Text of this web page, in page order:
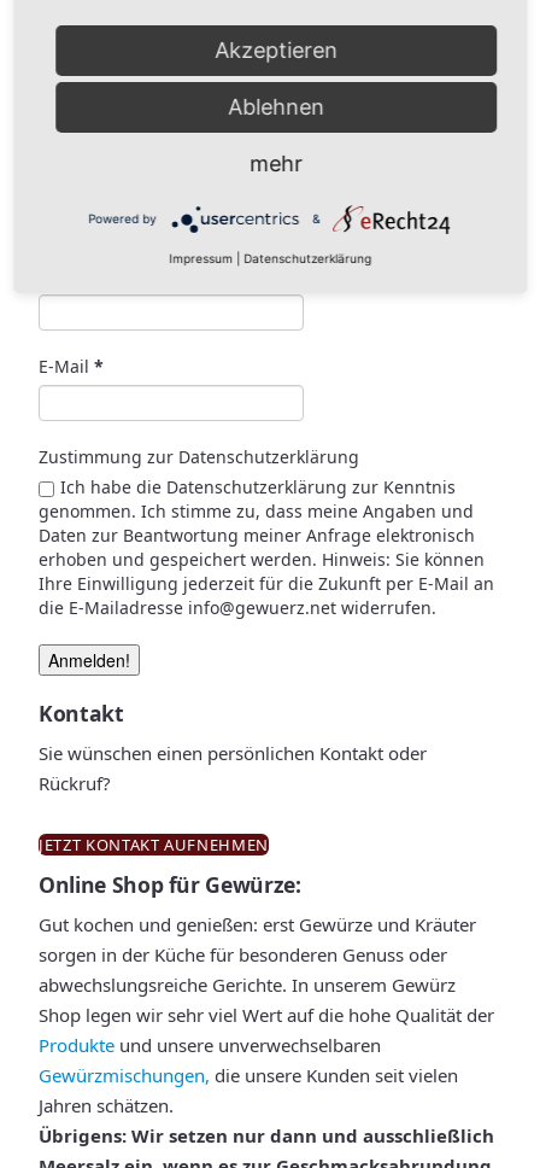
Dieses Produkt weist mehrere Varianten auf. Die
Optionen können auf der Produktseite gewählt
werden
Melde Sie sich für unseren Newsletter an
E-Mail *
Zustimmung zur Datenschutzerklärung
Ich habe die Datenschutzerklärung zur Kenntnis
genommen. Ich stimme zu, dass meine Angaben und
Daten zur Beantwortung meiner Anfrage elektronisch
erhoben und gespeichert werden. Hinweis: Sie können
Ihre Einwilligung jederzeit für die Zukunft per E-Mail an
die E-Mailadresse info@gewuerz.net widerrufen.
Kontakt
Sie wünschen einen persönlichen Kontakt oder
Rückruf?
JETZT KONTAKT AUFNEHMEN
Online Shop für Gewürze:
Gut kochen und genießen: erst Gewürze und Kräuter
sorgen in der Küche für besonderen Genuss oder
abwechslungsreiche Gerichte. In unserem Gewürz
Shop legen wir sehr viel Wert auf die hohe Qualität der
Produkte und unsere unverwechselbaren
Gewürzmischungen, die unsere Kunden seit vielen
Jahren schätzen.
Übrigens: Wir setzen nur dann und ausschließlich
Akzeptieren
Ablehnen
mehr
Powered by &
Impressum Datenschutzerklärung